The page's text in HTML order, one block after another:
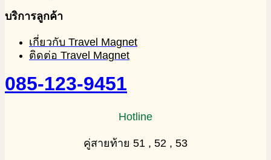
บริการลูกค้า
เกี่ยวกับ Travel Magnet
ติดต่อ Travel Magnet
085-123-9451
Hotline
คู่สายท้าย 51 , 52 , 53